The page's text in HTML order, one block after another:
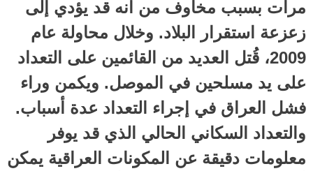
مرات بسبب مخاوف من أنه قد يؤدي إلى
زعزعة استقرار البلاد. وخلال محاولة عام
2009، قُتل العديد من القائمين على التعداد
على يد مسلحين في الموصل. ويكمن وراء
فشل العراق في إجراء التعداد عدة أسباب.
والتعداد السكاني الحالي الذي قد يوفر
معلومات دقيقة عن المكونات العراقية يمكن